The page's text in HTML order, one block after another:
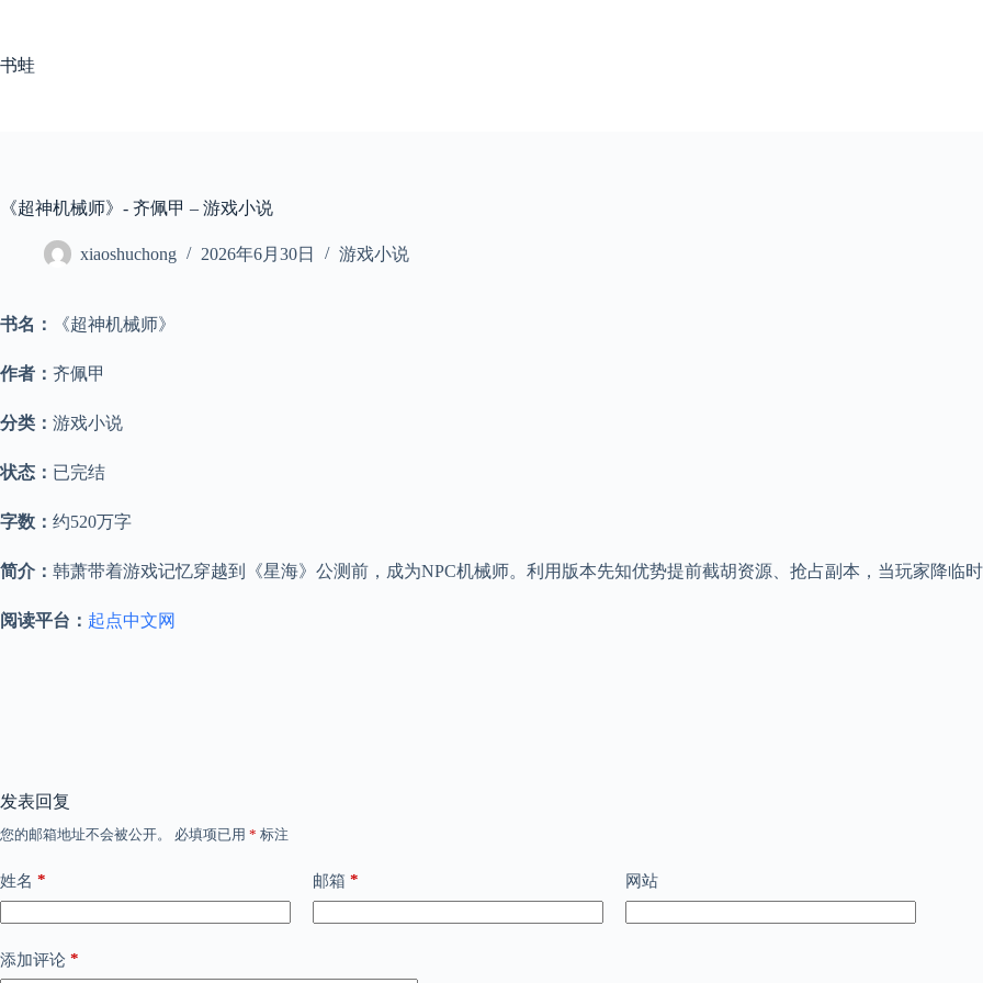
内
容
书蛙
《超神机械师》- 齐佩甲 – 游戏小说
xiaoshuchong 2026年6月30日 游戏小说
书名： 《超神机械师》
作者： 齐佩甲
分类： 游戏小说
状态： 已完结
字数： 约520万字
简介： 韩萧带着游戏记忆穿越到《星海》公测前，成为NPC机械师。利用版本先知优势提前截胡资源、抢占副本，当玩家降临
阅读平台： 起点中文网
发表回复
您的邮箱地址不会被公开。 必填项已用 * 标注
姓名 * 邮箱 * 网站
添加评论 *